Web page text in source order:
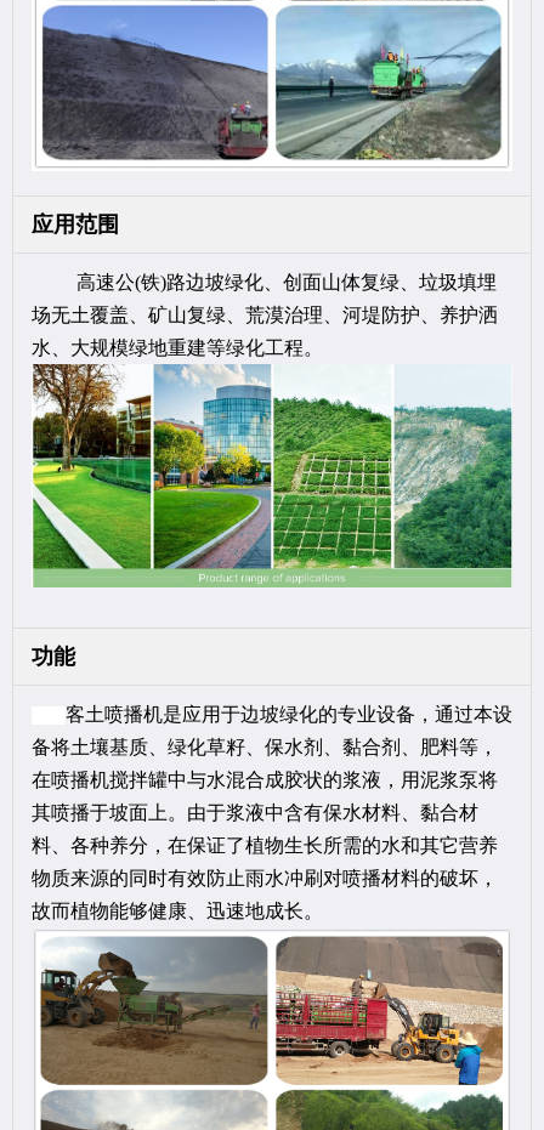
应用范围
高速公(铁)路边坡绿化、创面山体复绿、垃圾填埋
场无土覆盖、矿山复绿、荒漠治理、河堤防护、养护洒
水、大规模绿地重建等绿化工程。
功能
客土喷播机是应用于边坡绿化的专业设备，通过本设
备将土壤基质、绿化草籽、保水剂、黏合剂、肥料等，
在喷播机搅拌罐中与水混合成胶状的浆液，用泥浆泵将
其喷播于坡面上。由于浆液中含有保水材料、黏合材
料、各种养分，在保证了植物生长所需的水和其它营养
物质来源的同时有效防止雨水冲刷对喷播材料的破坏，
故而植物能够健康、迅速地成长。